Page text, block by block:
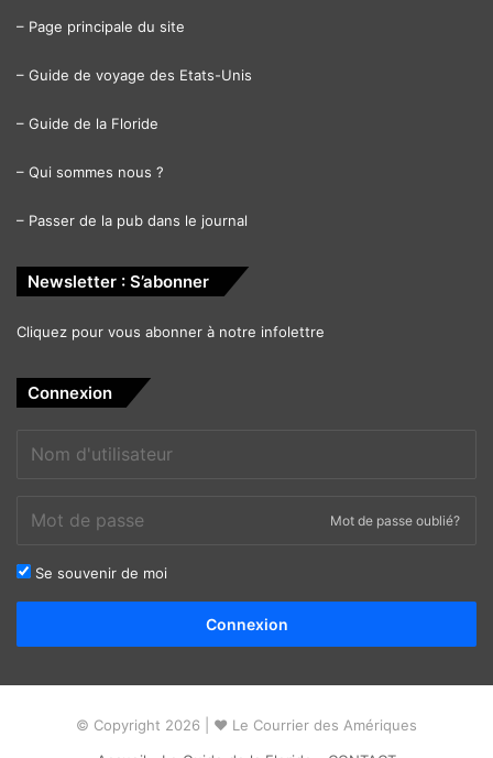
– Page principale du site
– Guide de voyage des Etats-Unis
– Guide de la Floride
– Qui sommes nous ?
– Passer de la pub dans le journal
Newsletter : S’abonner
Cliquez pour vous abonner à notre infolettre
Connexion
Mot de passe oublié?
Se souvenir de moi
Connexion
© Copyright 2026 | ❤ Le Courrier des Amériques